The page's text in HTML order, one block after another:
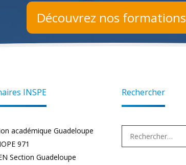
Découvrez nos formations
INSPE
académique Guadeloupe
971
Section Guadeloupe
Rechercher